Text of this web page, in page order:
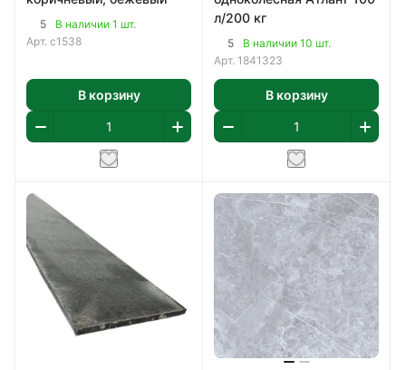
5
В наличии 1 шт.
Арт. с1538
В корзину
л/200 кг
5
В наличии 10 шт.
Арт. 1841323
В корзину